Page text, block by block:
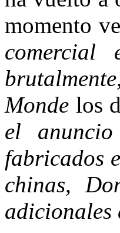
momento
comercial
Monde los
el
fabricados
chinas,
adicionales